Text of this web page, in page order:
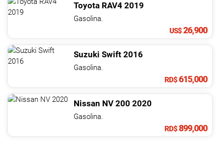
Toyota RAV4 2019
Gasolina.
US$26,900
Suzuki Swift 2016
Gasolina.
RD$615,000
Nissan NV 200 2020
Gasolina.
RD$899,000